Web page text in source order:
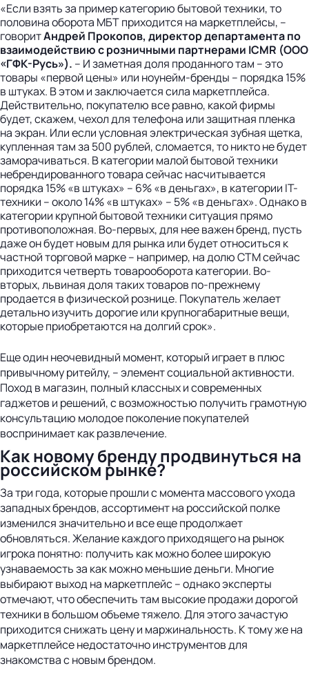
«Если взять за пример категорию бытовой техники, то
половина оборота МБТ приходится на маркетплейсы, –
говоритАндрей Прокопов, директор департамента по
взаимодействию с розничными партнерами ICMR (ООО
«ГФК-Русь»). – И заметная доля проданного там – это
товары «первой цены» или ноунейм-бренды – порядка 15%
в штуках. В этом и заключается сила маркетплейса.
Действительно, покупателю все равно, какой фирмы
будет, скажем, чехол для телефона или защитная пленка
на экран. Или если условная электрическая зубная щетка,
купленная там за 500 рублей, сломается, то никто не будет
заморачиваться. В категории малой бытовой техники
небрендированного товара сейчас насчитывается
порядка 15% «в штуках» – 6% «в деньгах», в категории IT-
техники – около 14% «в штуках» – 5% «в деньгах». Однако в
категории крупной бытовой техники ситуация прямо
противоположная. Во-первых, для нее важен бренд, пусть
даже он будет новым для рынка или будет относиться к
частной торговой марке – например, на долю СТМ сейчас
приходится четверть товарооборота категории. Во-
вторых, львиная доля таких товаров по-прежнему
продается в физической рознице. Покупатель желает
детально изучить дорогие или крупногабаритные вещи,
которые приобретаются на долгий срок».
Еще один неочевидный момент, который играет в плюс
привычному ритейлу, – элемент социальной активности.
Поход в магазин, полный классных и современных
гаджетов и решений, с возможностью получить грамотную
консультацию молодое поколение покупателей
воспринимает как развлечение.
Как новому бренду продвинуться на
российском рынке?
За три года, которые прошли с момента массового ухода
западных брендов, ассортимент на российской полке
изменился значительно и все еще продолжает
обновляться. Желание каждого приходящего на рынок
игрока понятно: получить как можно более широкую
узнаваемость за как можно меньшие деньги. Многие
выбирают выход на маркетплейс – однако эксперты
отмечают, что обеспечить там высокие продажи дорогой
техники в большом объеме тяжело. Для этого зачастую
приходится снижать цену и маржинальность. К тому же на
маркетплейсе недостаточно инструментов для
знакомства с новым брендом.